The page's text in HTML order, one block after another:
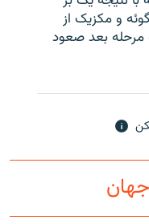
و مکزيک از
بعد صعود